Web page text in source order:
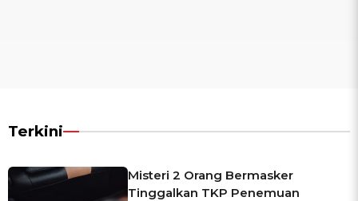
Terkini
Misteri 2 Orang Bermasker
Tinggalkan TKP Penemuan